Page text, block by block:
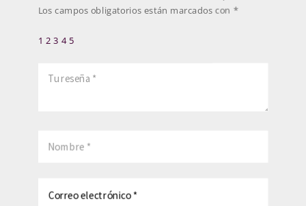
Los campos obligatorios están marcados con *
1 2 3 4 5